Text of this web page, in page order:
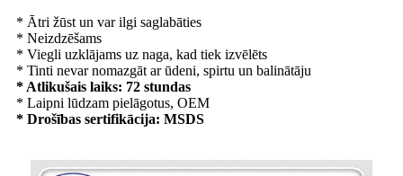
* Ātri žūst un var ilgi saglabāties
* Neizdzēšams
* Viegli uzklājams uz naga, kad tiek izvēlēts
* Tinti nevar nomazgāt ar ūdeni, spirtu un balinātāju
* Atlikušais laiks: 72 stundas
* Laipni lūdzam pielāgotus, OEM
* Drošības sertifikācija: MSDS